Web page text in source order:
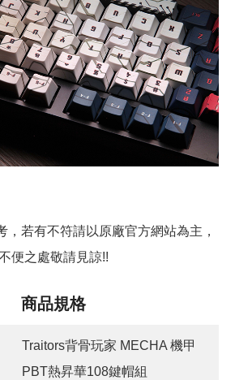
若有不符請以原廠官方網站為主，
便之處敬請見諒!!
商品規格
Traitors背骨玩家 MECHA 機甲
PBT熱昇華108鍵帽組